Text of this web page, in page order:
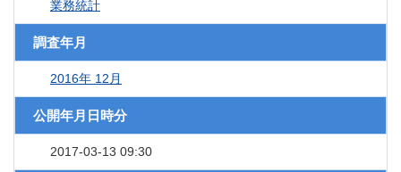
業務統計
調査年月
2016年 12月
公開年月日時分
2017-03-13 09:30